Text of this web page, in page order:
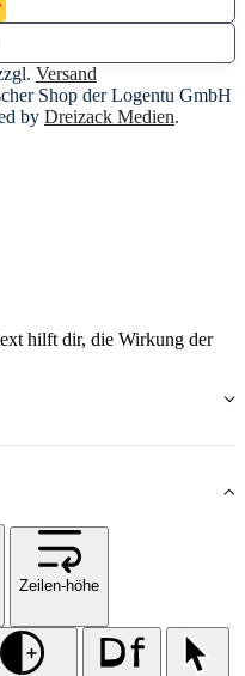
Versand
Shop der Logentu GmbH
by Dreizack Medien.
hilft dir, die Wirkung der
Zeilen-höhe